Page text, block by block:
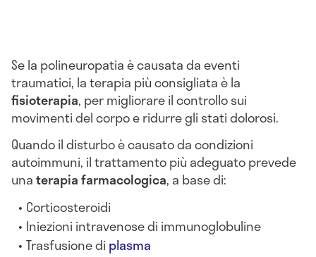
Se la polineuropatia è causata da eventi
traumatici, la terapia più consigliata è la
fisioterapia, per migliorare il controllo sui
movimenti del corpo e ridurre gli stati dolorosi.
Quando il disturbo è causato da condizioni
autoimmuni, il trattamento più adeguato prevede
unaterapia farmacologica, a base di:
Corticosteroidi
Iniezioni intravenose di immunoglobuline
Trasfusione di plasma